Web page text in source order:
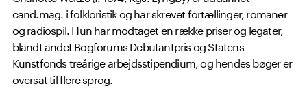
cand.mag. i folkloristik og har skrevet fortællinger, romaner
og radiospil. Hun har modtaget en række priser og legater,
blandt andet Bogforums Debutantpris og Statens
Kunstfonds treårige arbejdsstipendium, og hendes bøger er
oversat til flere sprog.